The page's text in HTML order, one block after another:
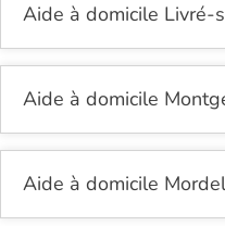
Aide à domicile Livré-
Aide à domicile
Aide à domicile